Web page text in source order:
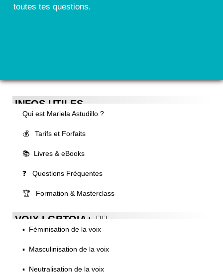
toutes tes questions.
INFOS UTILES
Qui est Mariela Astudillo ?
💰 Tarifs et Forfaits
📚 Livres & eBooks
❓ Questions Fréquentes
🏆 Formation & Masterclass
VOIX LGBTQIA+ 🏳️‍🌈
▪️ Féminisation de la voix
▪️ Masculinisation de la voix
▪️ Neutralisation de la voix